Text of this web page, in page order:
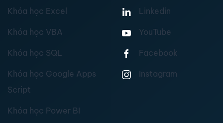
Khóa học Excel
Khóa học VBA
Khóa học SQL
Khóa học Google Apps
Script
Khóa học Power BI
Linkedin
YouTube
Facebook
Instagram